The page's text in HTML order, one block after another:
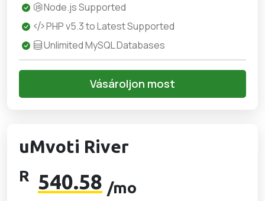
Node.js Supported
PHP v5.3 to Latest Supported
Unlimited MySQL Databases
Vásároljon most
uMvoti River
R 540.58 /mo